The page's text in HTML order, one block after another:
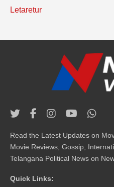
Letaretur
Read the Latest Updates on
Movie Reviews, Gossip,
Telangana Political News on
Quick Links: